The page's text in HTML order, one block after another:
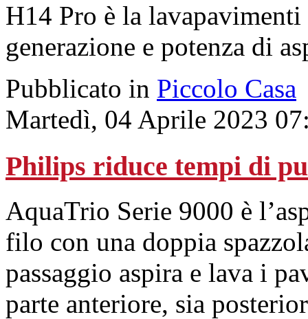
H14 Pro è la
generazione e potenza di
Pubblicato in Piccolo Casa
Martedì, 04 Aprile 2023
Philips riduce tempi di
AquaTrio Serie 9000 è
filo con una doppia
passaggio aspira e lava i
parte anteriore, sia